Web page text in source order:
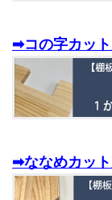
➡コの字カッ
➡ななめカッ